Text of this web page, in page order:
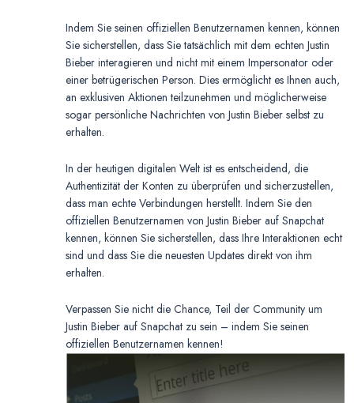
Indem Sie seinen offiziellen Benutzernamen kennen, können
Sie sicherstellen, dass Sie tatsächlich mit dem echten Justin
Bieber interagieren und nicht mit einem Impersonator oder
einer betrügerischen Person. Dies ermöglicht es Ihnen auch,
an exklusiven Aktionen teilzunehmen und möglicherweise
sogar persönliche Nachrichten von Justin Bieber selbst zu
erhalten.
In der heutigen digitalen Welt ist es entscheidend, die
Authentizität der Konten zu überprüfen und sicherzustellen,
dass man echte Verbindungen herstellt. Indem Sie den
offiziellen Benutzernamen von Justin Bieber auf Snapchat
kennen, können Sie sicherstellen, dass Ihre Interaktionen echt
sind und dass Sie die neuesten Updates direkt von ihm
erhalten.
Verpassen Sie nicht die Chance, Teil der Community um
Justin Bieber auf Snapchat zu sein – indem Sie seinen
offiziellen Benutzernamen kennen!